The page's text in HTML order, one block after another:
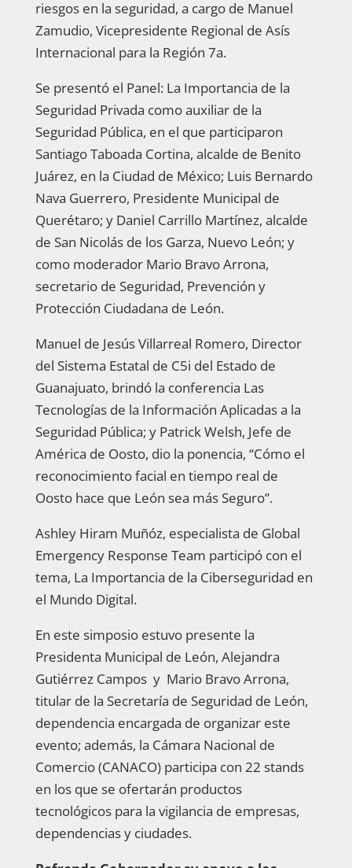
riesgos en la seguridad, a cargo de Manuel
Zamudio, Vicepresidente Regional de Asís
Internacional para la Región 7a.
Se presentó el Panel: La Importancia de la
Seguridad Privada como auxiliar de la
Seguridad Pública, en el que participaron
Santiago Taboada Cortina, alcalde de Benito
Juárez, en la Ciudad de México; Luis Bernardo
Nava Guerrero, Presidente Municipal de
Querétaro; y Daniel Carrillo Martínez, alcalde
de San Nicolás de los Garza, Nuevo León; y
como moderador Mario Bravo Arrona,
secretario de Seguridad, Prevención y
Protección Ciudadana de León.
Manuel de Jesús Villarreal Romero, Director
del Sistema Estatal de C5i del Estado de
Guanajuato, brindó la conferencia Las
Tecnologías de la Información Aplicadas a la
Seguridad Pública; y Patrick Welsh, Jefe de
América de Oosto, dio la ponencia, “Cómo el
reconocimiento facial en tiempo real de
Oosto hace que León sea más Seguro”.
Ashley Hiram Muñóz, especialista de Global
Emergency Response Team participó con el
tema, La Importancia de la Ciberseguridad en
el Mundo Digital.
En este simposio estuvo presente la
Presidenta Municipal de León, Alejandra
Gutiérrez Campos y Mario Bravo Arrona,
titular de la Secretaría de Seguridad de León,
dependencia encargada de organizar este
evento; además, la Cámara Nacional de
Comercio (CANACO) participa con 22 stands
en los que se ofertarán productos
tecnológicos para la vigilancia de empresas,
dependencias y ciudades.